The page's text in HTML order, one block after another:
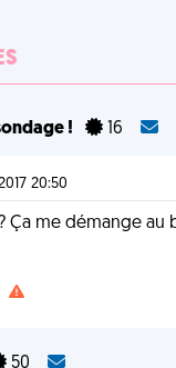
! 16
20:50
? Ça me démange
50